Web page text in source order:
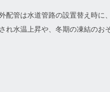
配管は水道管路の設置替え時に
れ水温上昇や、冬期の凍結のお